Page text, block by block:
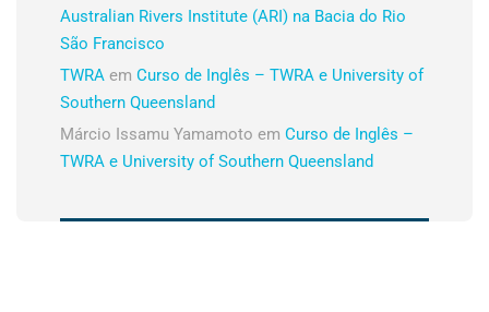
Australian Rivers Institute (ARI) na Bacia do Rio
São Francisco
TWRA em Curso de Inglês – TWRA e University of
Southern Queensland
Márcio Issamu Yamamoto em Curso de Inglês –
TWRA e University of Southern Queensland